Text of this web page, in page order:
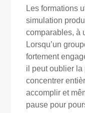
Les formations
simulation
comparables, à
Lorsqu’un
fortement
il peut oublier la
concentrer
accomplir et
pause pour